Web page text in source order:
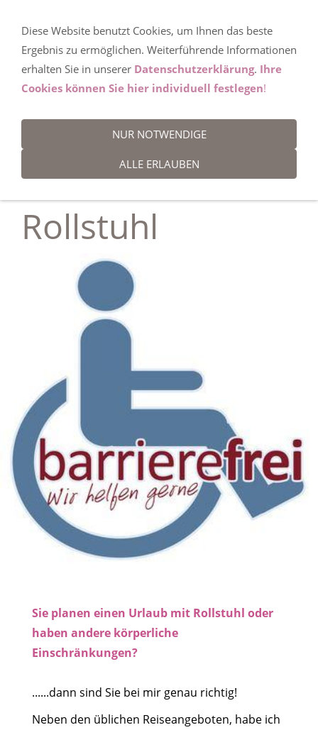
Rollstuhlurlaub,
Reisen mit
Rollstuhl
Sie planen einen Urlaub mit Rollstuhl oder
haben andere körperliche
Einschränkungen?
......dann sind Sie bei mir genau richtig!
Neben den üblichen Reiseangeboten, habe ich
Diese Website benutzt Cookies, um Ihnen das beste
Ergebnis zu ermöglichen. Weiterführende Informationen
erhalten Sie in unserer Datenschutzerklärung. Ihre
Cookies können Sie hier individuell festlegen!
NUR NOTWENDIGE
ALLE ERLAUBEN